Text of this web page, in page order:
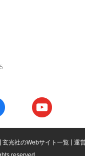
玄光社のWebサイト一覧
運